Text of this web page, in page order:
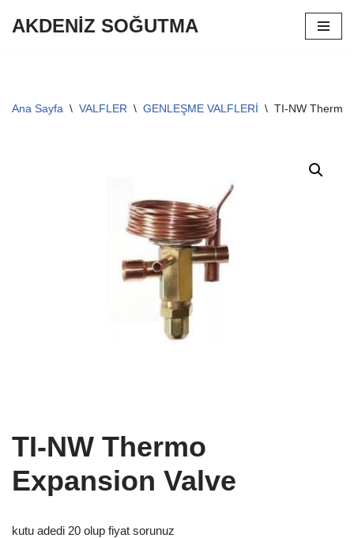
AKDENİZ SOĞUTMA
Ana Sayfa \ VALFLER \ GENLEŞME VALFLERİ \ TI-NW Thermo
TI-NW Thermo
Expansion Valve
kutu adedi 20 olup fiyat sorunuz